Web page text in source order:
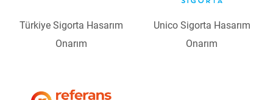
Türkiye Sigorta Hasarım
Onarım
Unico Sigorta Hasarım
Onarım